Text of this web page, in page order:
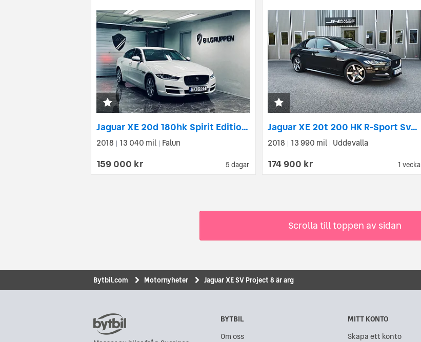
5 dagar
Jaguar XE 20d 180hk Spirit Edition|D-värmare|Automat|Rattvärmare|
2018 13 040 mil Falun
159 000 kr 1 vecka
Jaguar XE 20t 200 HK R-Sport Svensksåld Panorama Drag Värmare
2018 | 13 990 mil | Uddevalla
174 900 kr
Scrolla till toppen av sidan
Bytbil.com Motornyheter Jaguar XE SV Project 8 är arg
BYTBIL
Om oss
MITT KONTO
Skapa ett konto